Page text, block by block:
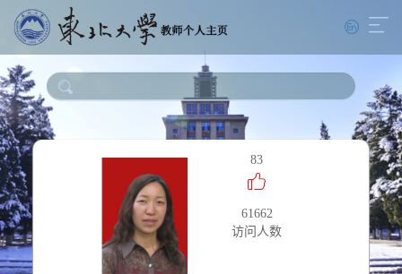
83
61662
访问人数